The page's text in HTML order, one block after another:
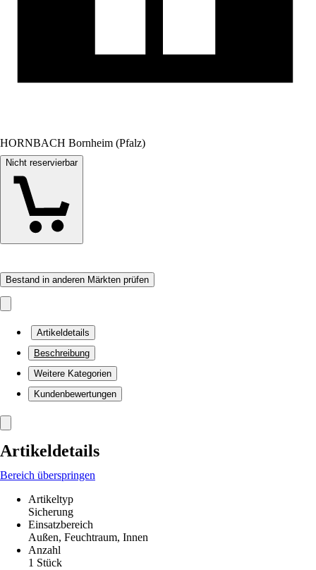
HORNBACH Bornheim (Pfalz)
Nicht reservierbar
Bestand in anderen Märkten prüfen
Artikeldetails
Beschreibung
Weitere Kategorien
Kundenbewertungen
Artikeldetails
Bereich überspringen
Artikeltyp
Sicherung
Einsatzbereich
Außen, Feuchtraum, Innen
Anzahl
1 Stück